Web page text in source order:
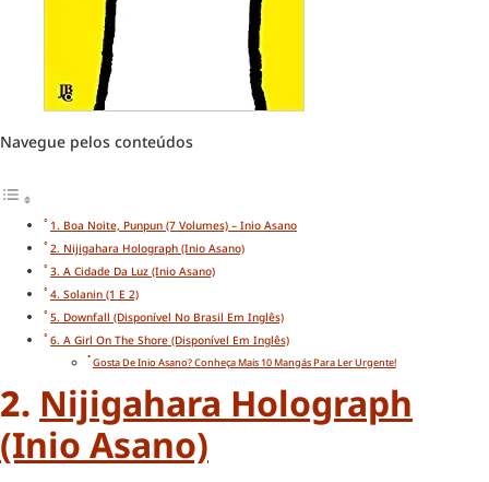
Navegue pelos conteúdos
1. Boa Noite, Punpun (7 Volumes) – Inio Asano
2. Nijigahara Holograph (Inio Asano)
3. A Cidade Da Luz (Inio Asano)
4. Solanin (1 E 2)
5. Downfall (disponível No Brasil Em Inglês)
6. A Girl On The Shore (disponível Em Inglês)
Gosta De Inio Asano? Conheça Mais 10 Mangás Para Ler Urgente!
2. Nijigahara Holograph
(Inio Asano)